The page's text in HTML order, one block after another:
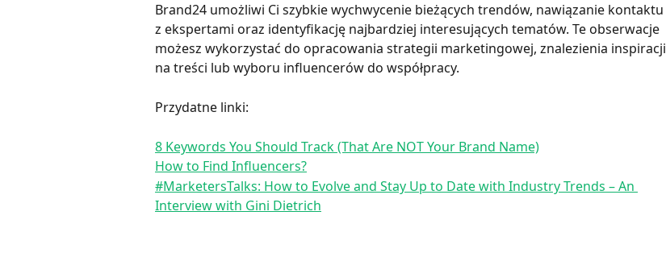
Brand24 umożliwi Ci szybkie wychwycenie bieżących trendów, nawiązanie kontaktu
z ekspertami oraz identyfikację najbardziej interesujących tematów. Te obserwacje
możesz wykorzystać do opracowania strategii marketingowej, znalezienia inspiracji
na treści lub wyboru influencerów do współpracy.
Przydatne linki:
8 Keywords You Should Track (That Are NOT Your Brand Name)
How to Find Influencers?
#MarketersTalks: How to Evolve and Stay Up to Date with Industry Trends – An
Interview with Gini Dietrich